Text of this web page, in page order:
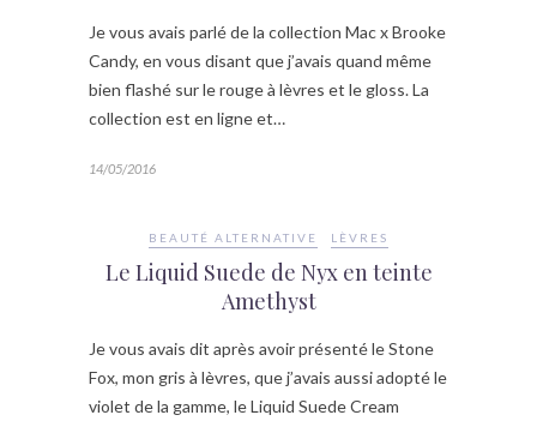
Je vous avais parlé de la collection Mac x Brooke
Candy, en vous disant que j’avais quand même
bien flashé sur le rouge à lèvres et le gloss. La
collection est en ligne et…
14/05/2016
BEAUTÉ ALTERNATIVE LÈVRES
Le Liquid Suede de Nyx en teinte
Amethyst
Je vous avais dit après avoir présenté le Stone
Fox, mon gris à lèvres, que j’avais aussi adopté le
violet de la gamme, le Liquid Suede Cream